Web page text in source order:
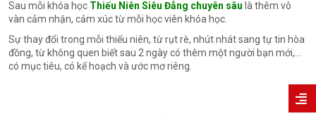
Sau mỗi khóa học Thiếu Niên Siêu Đẳng chuyên sâu là thêm vô
vàn cảm nhận, cảm xúc từ mỗi học viên khóa học.
Sự thay đổi trong mỗi thiếu niên, từ rụt rè, nhút nhát sang tự tin hòa
đồng, từ không quen biết sau 2 ngày có thêm một người bạn mới,…
có mục tiêu, có kế hoạch và ước mơ riêng.